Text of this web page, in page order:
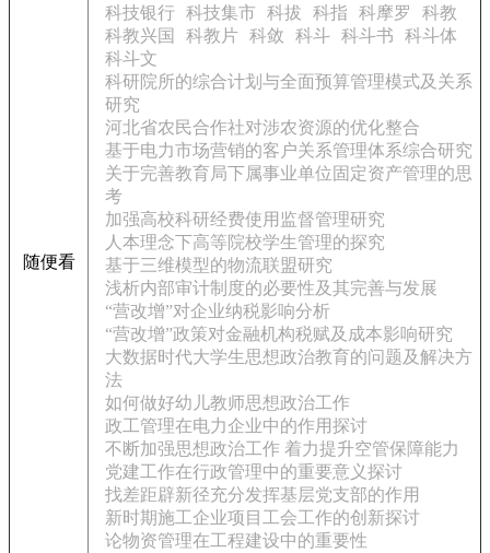
随便看
科技银行
科技集市 科拔 科指 科摩罗
科教
科教兴国
科教片 科敛 科斗 科斗书
科斗体
科斗文
科研院所的综合计划与全面预算管理模式及关系
研究
河北省农民合作社对涉农资源的优化整合
基于电力市场营销的客户关系管理体系综合研究
关于完善教育局下属事业单位固定资产管理的思
考
加强高校科研经费使用监督管理研究
人本理念下高等院校学生管理的探究
基于三维模型的物流联盟研究
浅析内部审计制度的必要性及其完善与发展
“营改增”对企业纳税影响分析
“营改增”政策对金融机构税赋及成本影响研究
大数据时代大学生思想政治教育的问题及解决方
法
如何做好幼儿教师思想政治工作
政工管理在电力企业中的作用探讨
不断加强思想政治工作 着力提升空管保障能力
党建工作在行政管理中的重要意义探讨
找差距辟新径充分发挥基层党支部的作用
新时期施工企业项目工会工作的创新探讨
论物资管理在工程建设中的重要性